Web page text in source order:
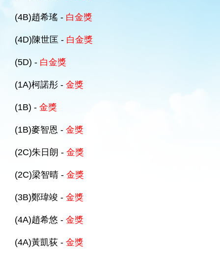
(4B)趙希瑤 - 白金獎
(4D)陳世匡 - 白金獎
(5D) - 白金獎
(1A)柯諾彤 - 金獎
(1B) - 金獎
(1B)麥智恩 - 金獎
(2C)朱日朗 - 金獎
(2C)梁智晴 - 金獎
(3B)鄭瑋竣 - 金獎
(4A)趙希悠 - 金獎
(4A)黃凱荻 - 金獎